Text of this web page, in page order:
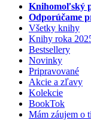
Knihomoľský
Odporúčame
Všetky knihy
Knihy roka
Bestsellery
Novinky
Pripravované
Akcie a zľavy
Kolekcie
BookTok
Mám záujem o